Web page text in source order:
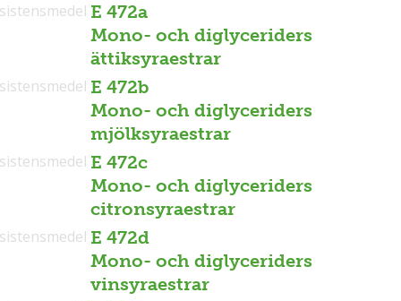
E 472a
Mono- och diglyceriders
ättiksyraestrar
E 472b
Mono- och diglyceriders
mjölksyraestrar
E 472c
Mono- och diglyceriders
citronsyraestrar
E 472d
Mono- och diglyceriders
vinsyraestrar